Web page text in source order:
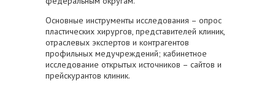
Основные инструменты исследования – опрос
пластических хирургов, представителей клиник,
отраслевых экспертов и контрагентов
профильных медучреждений; кабинетное
исследование открытых источников – сайтов и
прейскурантов клиник.